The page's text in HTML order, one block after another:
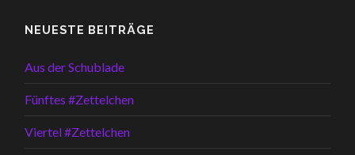
NEUESTE BEITRÄGE
Aus der Schublade
Fünftes #Zettelchen
Viertel #Zettelchen